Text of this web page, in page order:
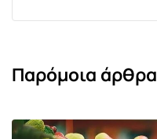
Παρόμοια άρθρα